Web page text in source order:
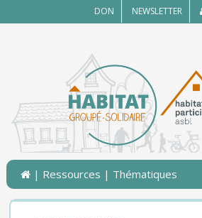
DON NEWSLETTER
| Ressources | Thématiques